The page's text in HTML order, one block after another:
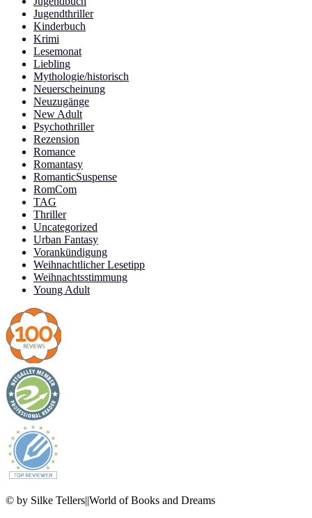
Jugendthriller
Kinderbuch
Krimi
Lesemonat
Liebling
Mythologie/historisch
Neuerscheinung
Neuzugänge
New Adult
Psychothriller
Rezension
Romance
Romantasy
RomanticSuspense
RomCom
TAG
Thriller
Uncategorized
Urban Fantasy
Vorankündigung
Weihnachtlicher Lesetipp
Weihnachtsstimmung
Young Adult
© by Silke Tellers||World of Books and Dreams